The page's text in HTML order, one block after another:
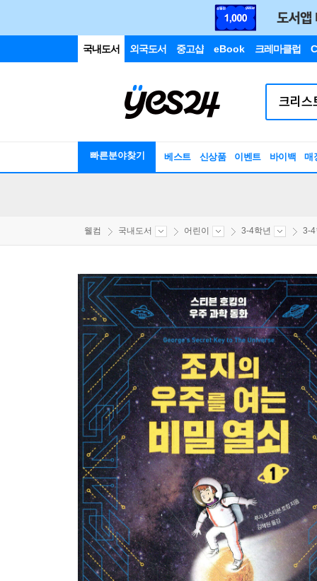
국내도서 외국도서 중고샵 eBook 크레마클럽
빠른분야찾기 베스트 신상품 이벤트 바이백 매
웰컴 국내도서 어린이 3-4학년 3-4